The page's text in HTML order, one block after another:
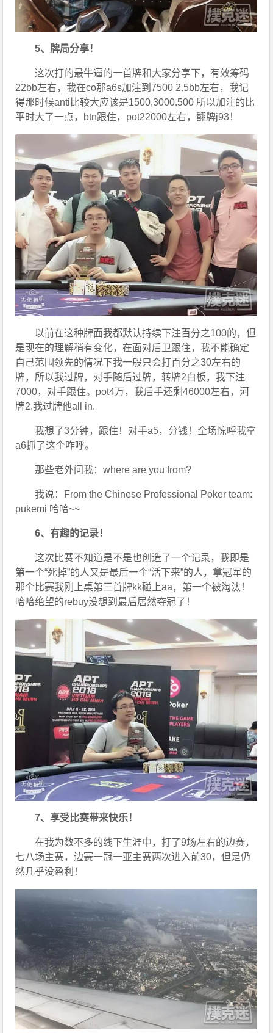
5、牌局分享！
这次打的最牛逼的一首牌和大家分享下，有效筹码
22bb左右，我在co那a6s加注到7500 2.5bb左右，我记
得那时候anti比较大应该是1500,3000.500 所以加注的比
平时大了一点，btn跟住，pot22000左右，翻牌j93！
以前在这种牌面我都默认持续下注百分之100的，但
是现在的理解稍有变化，在面对后卫跟住，我不能确定
自己范围领先的情况下我一般只会打百分之30左右的
牌，所以我过牌，对手随后过牌，转牌2白板，我下注
7000，对手跟住。pot4万，我后手还剩46000左右，河
牌2.我过牌他all in.
我想了3分钟，跟住！对手a5，分钱！全场惊呼我拿
a6抓了这个咋呼。
那些老外问我：where are you from?
我说：From the Chinese Professional Poker team:
pukemi 哈哈~~
6、有趣的记录！
这次比赛不知道是不是也创造了一个记录，我即是
第一个“死掉”的人又是最后一个“活下来”的人，拿冠军的
那个比赛我刚上桌第三首牌kk碰上aa，第一个被淘汰！
哈哈绝望的rebuy没想到最后居然夺冠了！
7、享受比赛带来快乐！
在我为数不多的线下生涯中，打了9场左右的边赛，
七八场主赛，边赛一冠一亚主赛两次进入前30，但是仍
然几乎没盈利！